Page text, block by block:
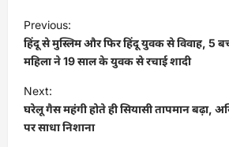
Previous:
हिंदू से मुस्लिम और फिर हिंदू युवक से विवाह, 5
महिला ने 19 साल के युवक से रचाई शादी
Next:
घरेलू गैस महंगी होते ही सियासी तापमान बढ़ा,
पर साधा निशाना